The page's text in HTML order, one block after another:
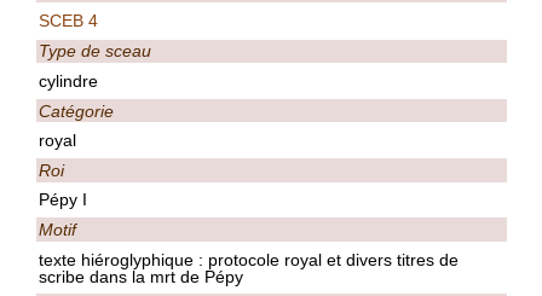
SCEB 4
Type de sceau
cylindre
Catégorie
royal
Roi
Pépy I
Motif
texte hiéroglyphique : protocole royal et divers titres de
scribe dans la mrt de Pépy